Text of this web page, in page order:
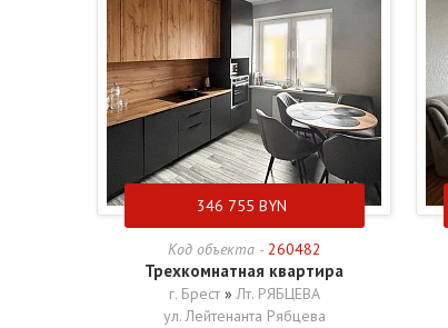
346 755 BYN
Код объекта - 260482
Трехкомнатная квартира
г. Брест » Лт. РЯБЦЕВА
ул. Лейтенанта Рябцева